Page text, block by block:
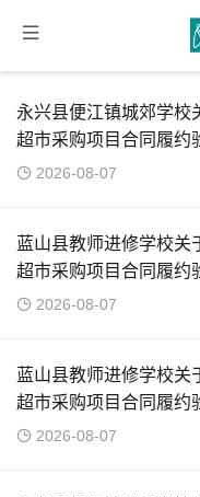
永兴县便江镇城郊学校
超市采购项目合同履约
2026-08-07
蓝山县教师进修学校关
超市采购项目合同履约
2026-08-07
蓝山县教师进修学校关
超市采购项目合同履约
2026-08-07